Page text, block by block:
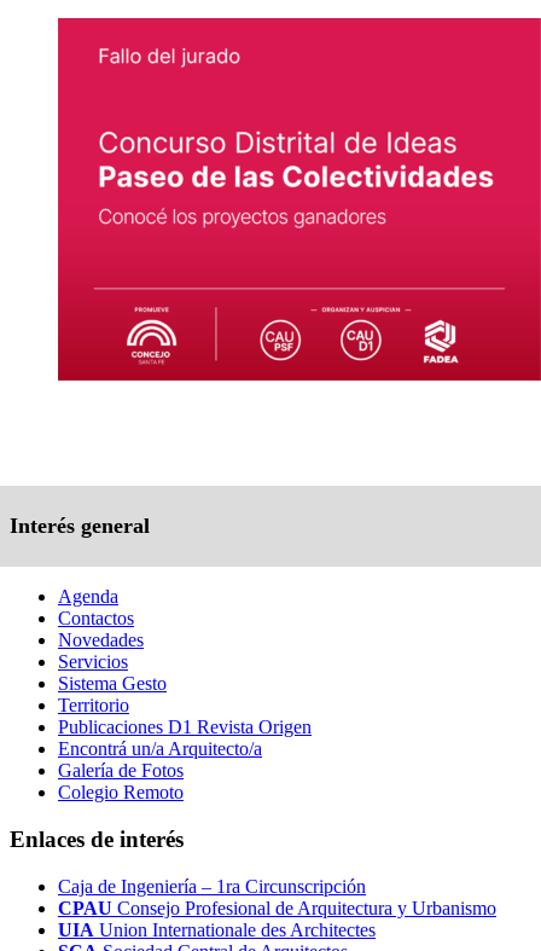
Interés general
Agenda
Contactos
Novedades
Servicios
Sistema Gesto
Territorio
Publicaciones D1 Revista Origen
Encontrá un/a Arquitecto/a
Galería de Fotos
Colegio Remoto
Enlaces de interés
Caja de Ingeniería – 1ra Circunscripción
CPAU Consejo Profesional de Arquitectura y Urbanismo
UIA Union Internationale des Architectes